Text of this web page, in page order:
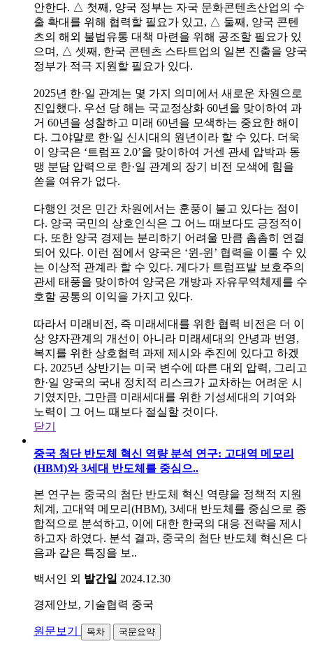
안한다. △ 첫째, 양국 정부는 자국 문화콘텐츠산업의 수
출 확대를 위해 협력할 필요가 있고, △ 둘째, 양국 콘텐
츠의 해외 불법유통 대책 마련을 위해 공조할 필요가 있
으며, △ 셋째, 한국 콘텐츠 스타트업의 일본 진출을 양국
정부가 적극 지원할 필요가 있다.
2025년 한·일 관계는 몇 가지 의미에서 새로운 차원으로
진입했다. 우선 당 해는 국교정상화 60년을 맞이하여 과
거 60년을 성찰하고 미래 60년을 모색하는 중요한 해이
다. 그야말로 한·일 신시대의 원년이라 할 수 있다. 더욱
이 양국은 ‘트럼프 2.0’을 맞이하여 거센 관세 압박과 동
맹 분담 압력으로 한·일 관계의 장기 비전 모색에 힘을
쏟을 여유가 없다.
다행인 것은 민간 차원에서는 훈풍이 불고 있다는 점이
다. 양국 국민의 상호인식은 그 어느 때보다도 긍정적이
다. 또한 양국 경제는 분리하기 어려울 만큼 촘촘히 연결
되어 있다. 이런 점에서 양국은 ‘윈-윈’ 협력을 이룰 수 있
는 이상적 관계라 할 수 있다. 게다가 트럼프발 보호주의
관세 태풍을 맞이하여 양국은 개방과 자유무역체제를 수
호할 공통의 이익을 가지고 있다.
따라서 미래비전, 즉 미래세대를 위한 협력 비전은 더 이
상 양자관계의 개선이 아니라 미래세대의 안녕과 번영,
복지를 위한 상호협력 과제 제시와 추진에 있다고 하겠
다. 2025년 상반기는 미국 변수에 따른 대외 압력, 그리고
한·일 양국의 국내 정치적 리스크가 교차하는 어려운 시
기였지만, 그만큼 미래세대를 위한 기성세대의 기여와
노력이 그 어느 때보다 절실할 것이다.
닫기
중국 첨단 반도체 혁신 역량 분석 연구: 고대역 메모리
(HBM)와 3세대 반도체를 중심으..
본 연구는 중국의 첨단 반도체 혁신 역량을 정책적 지원
체계, 고대역 메모리(HBM), 3세대 반도체를 중심으로 종
합적으로 분석하고, 이에 대한 한국의 대응 전략을 제시
하고자 하였다. 분석 결과, 중국의 첨단 반도체 혁신은 다
음과 같은 특징을 보..
백서인 외 발간일 2024.12.30
경제안보, 기술협력 중국
원문보기 목차 국문요약